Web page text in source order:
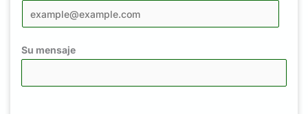
Su mensaje